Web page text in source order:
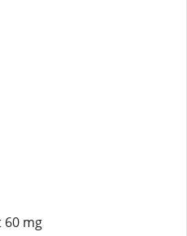
60 mg